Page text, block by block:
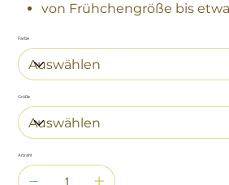
von Frühchengröße bis
Farbe
Größe
Anzahl